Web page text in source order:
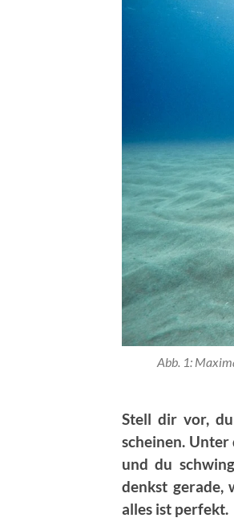
Abb. 1:
Stell dir vor,
scheinen. Unter
und du
denkst gerade,
alles ist perfekt.